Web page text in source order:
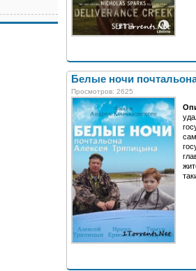
Белые ночи
Просмотров: 2625